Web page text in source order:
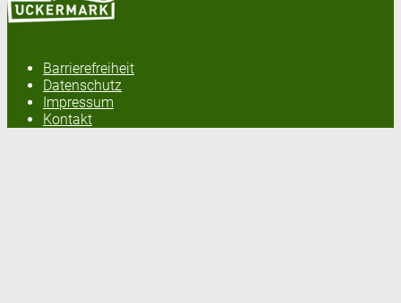
Barrierefreiheit
Datenschutz
Impressum
Kontakt